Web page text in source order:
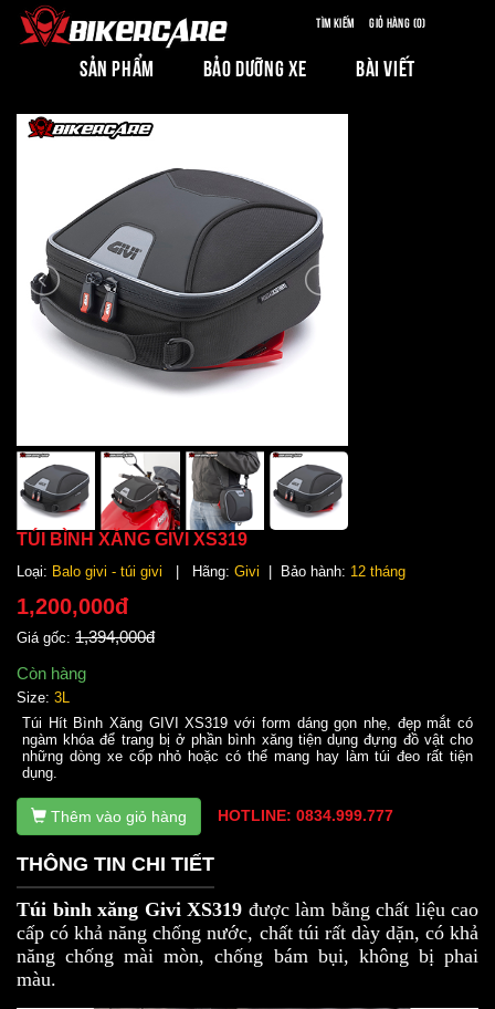
Tìm kiếm Giỏ hàng (0)
SẢN PHẨM BẢO DƯỠNG XE BÀI VIẾT
TÚI BÌNH XĂNG GIVI XS319
Loại: Balo givi - túi givi | Hãng: Givi | Bảo hành: 12 tháng
1,200,000đ
Giá gốc: 1,394,000đ
Còn hàng
Size: 3L
Túi Hít Bình Xăng GIVI XS319 với form dáng gọn nhẹ, đẹp mắt có
ngàm khóa để trang bị ở phần bình xăng tiện dụng đựng đồ vật cho
những dòng xe cốp nhỏ hoặc có thể mang hay làm túi đeo rất tiện
dụng.
Thêm vào giỏ hàng HOTLINE: 0834.999.777
THÔNG TIN CHI TIẾT
Túi bình xăng Givi XS319 được làm bằng chất liệu cao
cấp có khả năng chống nước, chất túi rất dày dặn, có khả
năng chống mài mòn, chống bám bụi, không bị phai
màu.